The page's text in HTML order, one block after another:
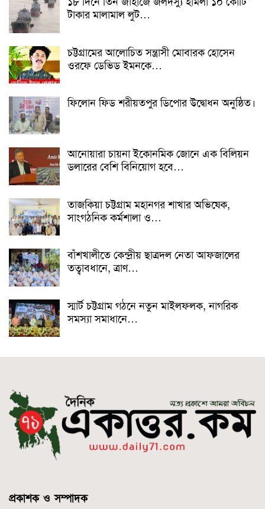
টাকার মালামাল লুট…
চট্টগ্রামের আলোচিত সন্ত্রাসী মোবারক হোসেন
ওরফে ডেভিড ইমনকে…
ফিলোন ফিড শরীয়তপুর ডিপোর উদ্বোধন অনুষ্ঠিত।
আনোয়ারা চায়না ইকোনমিক জোনে এক বিলিয়ন
ডলারের বেশি বিনিয়োগ হবে…
তাজকিয়া চট্টগ্রাম মহানগর শাখার অভিষেক,
সাংগঠনিক কর্মশালা ও…
বাঁশখালীতে কেন্দ্রীয় ছাত্রদল নেতা আফজালের
তত্বাবধানে, ত্রাণ…
স্মার্ট চট্টগ্রাম গঠনে নতুন মাইলফলক, নাগরিক
সমস্যা সমাধানে…
প্রকাশক ও সম্পাদক